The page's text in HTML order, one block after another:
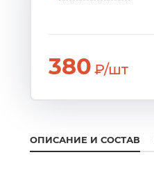
380₽/шт
ОПИСАНИЕ И СОСТАВ